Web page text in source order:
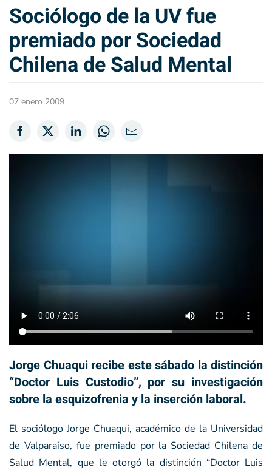
Sociólogo de la UV fue
premiado por Sociedad
Chilena de Salud Mental
07 enero 2009
Jorge Chuaqui recibe este sábado la distinción
“Doctor Luis Custodio”, por su investigación
sobre la esquizofrenia y la inserción laboral.
El sociólogo Jorge Chuaqui, académico de la Universidad
de Valparaíso, fue premiado por la Sociedad Chilena de
Salud Mental, que le otorgó la distinción “Doctor Luis